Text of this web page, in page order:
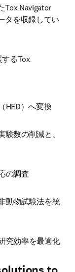
Tox Navigator
タを収録してい
るTox
HED）へ変換
数の削減と、
の調査
動物試験法を統
究効率を最適化